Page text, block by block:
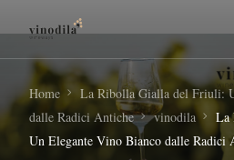
Home
La Ribolla Gialla del Friuli:
dalle Radici Antiche
vinodila
La
Un Elegante Vino Bianco dalle Radici
Home
Tour Enogastronomici